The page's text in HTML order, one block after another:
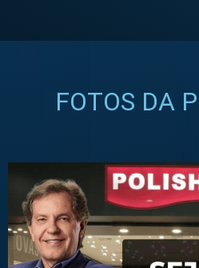
FOTOS DA